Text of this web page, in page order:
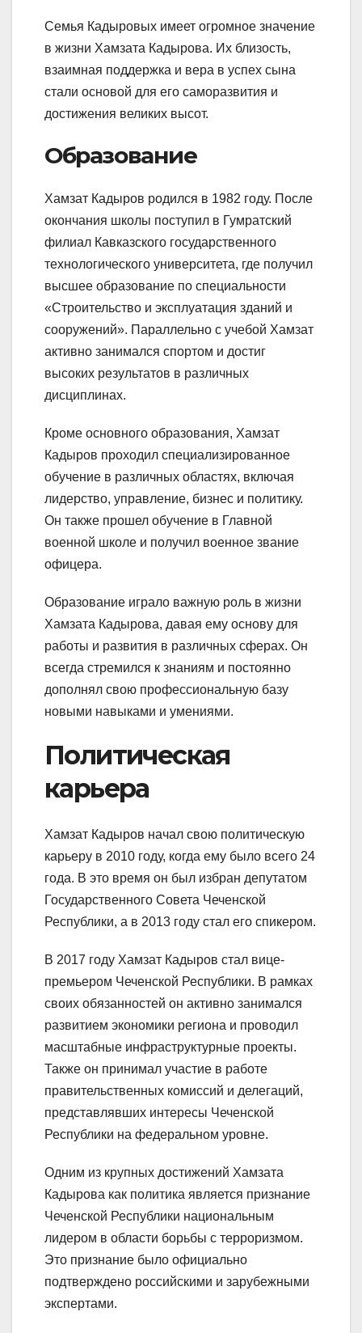
Семья Кадыровых имеет огромное значение
в жизни Хамзата Кадырова. Их близость,
взаимная поддержка и вера в успех сына
стали основой для его саморазвития и
достижения великих высот.
Образование
Хамзат Кадыров родился в 1982 году. После
окончания школы поступил в Гумратский
филиал Кавказского государственного
технологического университета, где получил
высшее образование по специальности
«Строительство и эксплуатация зданий и
сооружений». Параллельно с учебой Хамзат
активно занимался спортом и достиг
высоких результатов в различных
дисциплинах.
Кроме основного образования, Хамзат
Кадыров проходил специализированное
обучение в различных областях, включая
лидерство, управление, бизнес и политику.
Он также прошел обучение в Главной
военной школе и получил военное звание
офицера.
Образование играло важную роль в жизни
Хамзата Кадырова, давая ему основу для
работы и развития в различных сферах. Он
всегда стремился к знаниям и постоянно
дополнял свою профессиональную базу
новыми навыками и умениями.
Политическая
карьера
Хамзат Кадыров начал свою политическую
карьеру в 2010 году, когда ему было всего 24
года. В это время он был избран депутатом
Государственного Совета Чеченской
Республики, а в 2013 году стал его спикером.
В 2017 году Хамзат Кадыров стал вице-
премьером Чеченской Республики. В рамках
своих обязанностей он активно занимался
развитием экономики региона и проводил
масштабные инфраструктурные проекты.
Также он принимал участие в работе
правительственных комиссий и делегаций,
представлявших интересы Чеченской
Республики на федеральном уровне.
Одним из крупных достижений Хамзата
Кадырова как политика является признание
Чеченской Республики национальным
лидером в области борьбы с терроризмом.
Это признание было официально
подтверждено российскими и зарубежными
экспертами.